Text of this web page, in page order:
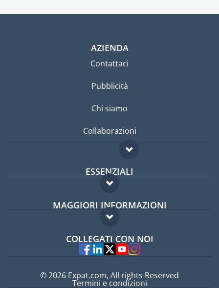
AZIENDA
Contattaci
Pubblicità
Chi siamo
Collaborazioni
ESSENZIALI
Forum per expat
Guida per expat
MAGGIORI INFORMAZIONI
Domande frequenti
Esperti
COLLEGATI CON NOI
© 2026 Expat.com, All rights Reserved
Termini e condizioni